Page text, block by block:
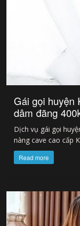
Gái gọi huyện
dâm đãng
Dịch vụ gái gọi
nàng cave cao cấp
Read more